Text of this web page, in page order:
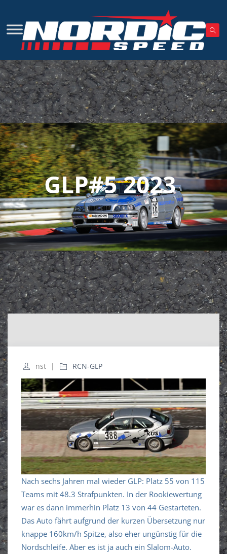
GLP#5 2023
nst RCN-GLP
Nach sechs Jahren mal wieder GLP: Platz 55 von 115
Teams mit 48.3 Strafpunkten. In der Rookiewertung
war es dann immerhin Platz 13 von 44 Gestarteten.
Das Auto fährt aufgrund der kurzen Übersetzung nur
knappe 160km/h Spitze, also eher ungünstig für die
Nordschleife. Aber es ist ja auch ein Slalom-Auto.